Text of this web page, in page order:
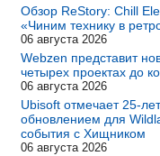
Обзор ReStory: Chill
«Чиним технику в
06 августа 2026
Webzen представит
четырех проектах до
06 августа 2026
Ubisoft отмечает 25-
обновлением для
события с Хищником
06 августа 2026